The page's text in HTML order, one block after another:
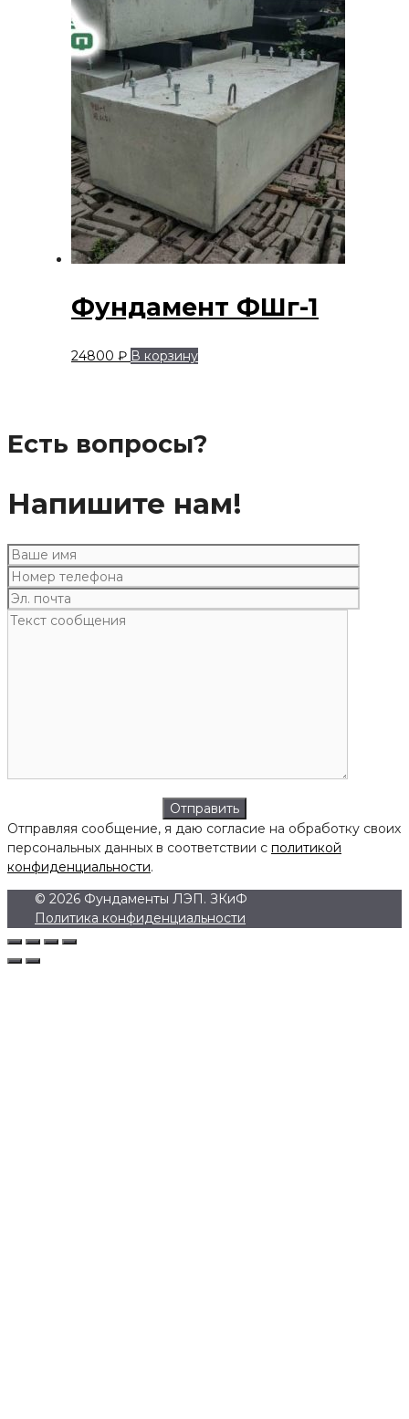
Фундамент ФШг-1
24800 ₽ В корзину
Есть вопросы?
Напишите нам!
Отправляя сообщение, я даю согласие на обработку своих
персональных данных в соответствии с политикой
конфиденциальности.
© 2026 Фундаменты ЛЭП. ЗКиФ
Политика конфиденциальности